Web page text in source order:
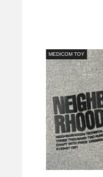
MEDICOM TOY